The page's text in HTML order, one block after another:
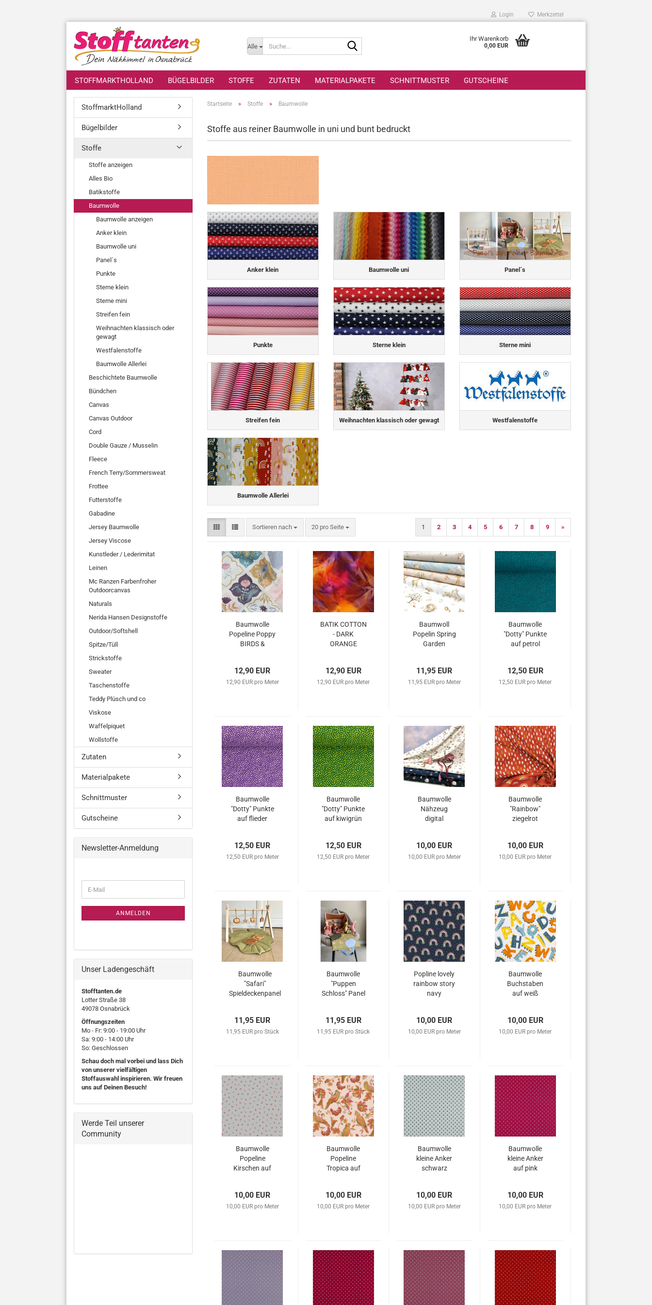
Login Merkzettel
Alle
Ihr Warenkorb
0,00 EUR
STOFFMARKTHOLLAND BÜGELBILDER STOFFE ZUTATEN MATERIALPAKETE SCHNITTMUSTER GUTSCHEINE
Startseite » Stoffe » Baumwolle
Stoffe aus reiner Baumwolle in uni und bunt bedruckt
Anker klein Baumwolle uni Panel´s
Punkte Sterne klein Sterne mini
Streifen fein Weihnachten klassisch oder gewagt Westfalenstoffe
Baumwolle Allerlei
Sortieren nach
Sortieren nach 20 pro Seite
pro Seite 1 2 3 4 5 6 7 8 9 »
Baumwolle
Popeline Poppy
BIRDS &
12,90 EUR
12,90 EUR pro Meter
BATIK COTTON
- DARK
ORANGE
12,90 EUR
12,90 EUR pro Meter
Baumwoll
Popelin Spring
Garden
11,95 EUR
11,95 EUR pro Meter
Baumwolle
"Dotty" Punkte
auf petrol
12,50 EUR
12,50 EUR pro Meter
Baumwolle
"Dotty" Punkte
auf flieder
12,50 EUR
12,50 EUR pro Meter
Baumwolle
"Dotty" Punkte
auf kiwigrün
12,50 EUR
12,50 EUR pro Meter
Baumwolle
Nähzeug
digital
10,00 EUR
10,00 EUR pro Meter
Baumwolle
"Rainbow"
ziegelrot
10,00 EUR
10,00 EUR pro Meter
Baumwolle
"Safari"
Spieldeckenpanel
11,95 EUR
11,95 EUR pro Stück
Baumwolle
"Puppen
Schloss" Panel
11,95 EUR
11,95 EUR pro Stück
Popline lovely
rainbow story
navy
10,00 EUR
10,00 EUR pro Meter
Baumwolle
Buchstaben
auf weiß
10,00 EUR
10,00 EUR pro Meter
Baumwolle
Popeline
Kirschen auf
10,00 EUR
10,00 EUR pro Meter
Baumwolle
Popeline
Tropica auf
10,00 EUR
10,00 EUR pro Meter
Baumwolle
kleine Anker
schwarz
10,00 EUR
10,00 EUR pro Meter
Baumwolle
kleine Anker
auf pink
10,00 EUR
10,00 EUR pro Meter
StoffmarktHolland
Bügelbilder
Stoffe
Stoffe anzeigen
Alles Bio
Batikstoffe
Baumwolle
Baumwolle anzeigen
Anker klein
Baumwolle uni
Panel´s
Punkte
Sterne klein
Sterne mini
Streifen fein
Weihnachten klassisch oder
gewagt
Westfalenstoffe
Baumwolle Allerlei
Beschichtete Baumwolle
Bündchen
Canvas
Canvas Outdoor
Cord
Double Gauze / Musselin
Fleece
French Terry/Sommersweat
Frottee
Futterstoffe
Gabadine
Jersey Baumwolle
Jersey Viscose
Kunstleder / Lederimitat
Leinen
Mc Ranzen Farbenfroher
Outdoorcanvas
Naturals
Nerida Hansen Designstoffe
Outdoor/Softshell
Spitze/Tüll
Strickstoffe
Sweater
Taschenstoffe
Teddy Plüsch und co
Viskose
Waffelpiquet
Wollstoffe
Zutaten
Materialpakete
Schnittmuster
Gutscheine
Newsletter-Anmeldung
ZUR
ANMELDUNG
E-
Mail
ANMELDEN
Unser Ladengeschäft
Stofftanten.de
Lotter Straße 38
49078 Osnabrück
Öffnungszeiten
Mo - Fr: 9:00 - 19:00 Uhr
Sa: 9:00 - 14:00 Uhr
So: Geschlossen
Schau doch mal vorbei und lass Dich
von unserer vielfältigen
Stoffauswahl inspirieren. Wir freuen
uns auf Deinen Besuch!
Werde Teil unserer
Community